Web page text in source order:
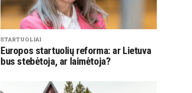
STARTUOLIAI
Europos startuolių reforma: ar Lietuva
bus stebėtoja, ar laimėtoja?